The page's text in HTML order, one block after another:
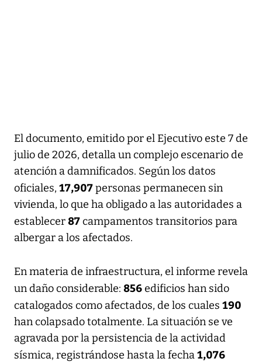
El documento, emitido por el Ejecutivo este 7 de
julio de 2026, detalla un complejo escenario de
atención a damnificados. Según los datos
oficiales, 17,907personas permanecen sin
vivienda, lo que ha obligado a las autoridades a
establecer87campamentos transitorios para
albergar a los afectados.
En materia de infraestructura, el informe revela
un daño considerable: 856edificios han sido
catalogados como afectados, de los cuales 190
han colapsado totalmente. La situación se ve
agravada por la persistencia de la actividad
sísmica, registrándose hasta la fecha1,076